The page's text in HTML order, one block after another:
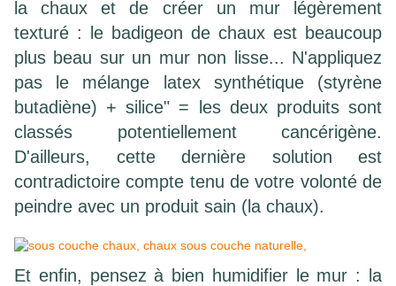
la chaux et de créer un mur légèrement
texturé : le badigeon de chaux est beaucoup
plus beau sur un mur non lisse... N'appliquez
pas le mélange latex synthétique (styrène
butadiène) + silice" = les deux produits sont
classés potentiellement cancérigène.
D'ailleurs, cette dernière solution est
contradictoire compte tenu de votre volonté de
peindre avec un produit sain (la chaux).
Et enfin, pensez à bien humidifier le mur : la